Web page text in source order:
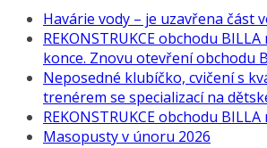
Havárie vody – je uzavřena část
REKONSTRUKCE obchodu
konce. Znovu otevření obchodu
Neposedné klubíčko, cvičení s
trenérem se specializací na
REKONSTRUKCE obchodu
Masopusty v únoru 2026